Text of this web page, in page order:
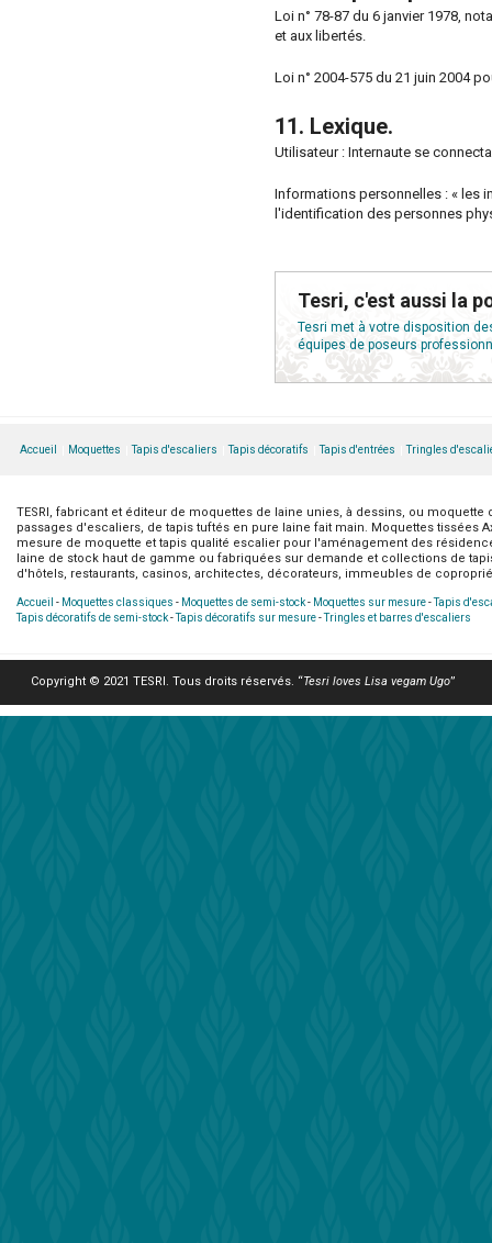
Loi n° 78-87 du 6 janvier 1978,
et aux libertés.
Loi n° 2004-575 du 21 juin 2004
11. Lexique.
Utilisateur : Internaute se
Informations personnelles : « les
l'identification des personnes
Tesri, c'est aussi la
Tesri met à votre disposition
équipes de poseurs
Accueil Moquettes Tapis d'escaliers Tapis décoratifs Tapis d'entrées Tringles
TESRI, fabricant et éditeur de moquettes de laine unies, à dessins, ou
passages d'escaliers, de tapis tuftés en pure laine fait main. Moquettes
mesure de moquette et tapis qualité escalier pour l'aménagement des
laine de stock haut de gamme ou fabriquées sur demande et collections de
d'hôtels, restaurants, casinos, architectes, décorateurs, immeubles de
Accueil - Moquettes classiques - Moquettes de semi-stock- Moquettes sur mesure-Tapis
Tapis décoratifs de semi-stock-Tapis décoratifs sur mesure-Tringles et barres d'escaliers
Copyright © 2021 TESRI. Tous droits réservés. “Tesri loves Lisa vegam Ugo”